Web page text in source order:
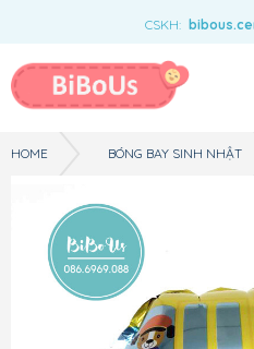
CSKH:
Bé Gái Bé Trai Đồ Chơi & Phụ
HOME BÓNG BAY SINH NHẬT